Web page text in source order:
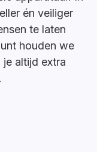
én veiliger
te laten
houden we
altijd extra